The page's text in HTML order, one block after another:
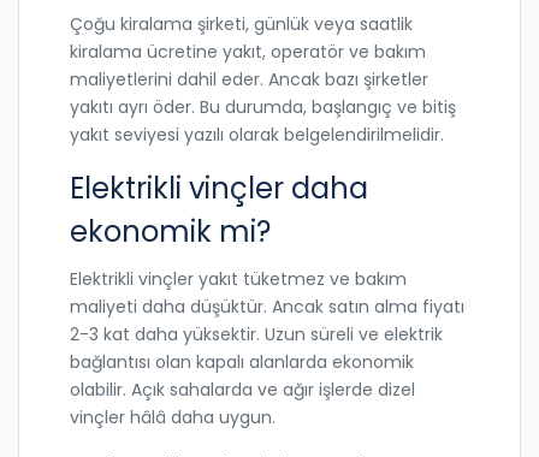
Çoğu kiralama şirketi, günlük veya saatlik
kiralama ücretine yakıt, operatör ve bakım
maliyetlerini dahil eder. Ancak bazı şirketler
yakıtı ayrı öder. Bu durumda, başlangıç ve bitiş
yakıt seviyesi yazılı olarak belgelendirilmelidir.
Elektrikli vinçler daha
ekonomik mi?
Elektrikli vinçler yakıt tüketmez ve bakım
maliyeti daha düşüktür. Ancak satın alma fiyatı
2-3 kat daha yüksektir. Uzun süreli ve elektrik
bağlantısı olan kapalı alanlarda ekonomik
olabilir. Açık sahalarda ve ağır işlerde dizel
vinçler hâlâ daha uygun.